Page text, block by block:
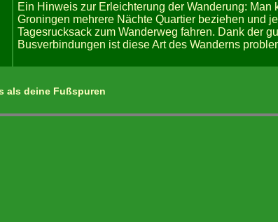
Ein Hinweis zur Erleichterung der Wanderung: Man
Groningen mehrere Nächte Quartier beziehen und
Tagesrucksack zum Wanderweg fahren. Dank der
Busverbindungen ist diese Art des Wanderns
als deine Fußspuren